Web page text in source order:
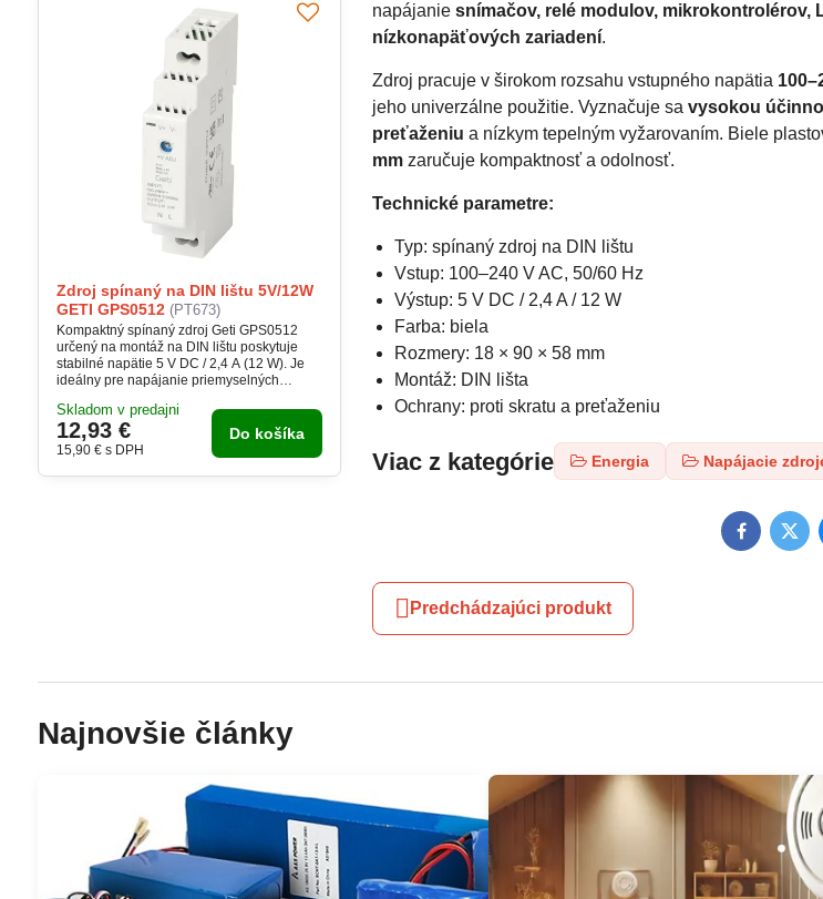
napájaniesnímačov, relé modulov, mikrokontrolérov,
nízkonapäťových zariadení.
Zdroj pracuje v širokom rozsahu vstupného napätia
jeho univerzálne použitie. Vyznačuje savysokou
preťaženiu a nízkym tepelným vyžarovaním. Biele
mm zaručuje kompaktnosť a odolnosť.
Technické parametre:
Typ: spínaný zdroj na DIN lištu
Vstup: 100–240 V AC, 50/60 Hz
Výstup: 5 V DC / 2,4 A / 12 W
Farba: biela
Rozmery: 18 × 90 × 58 mm
Montáž: DIN lišta
Ochrany: proti skratu a preťaženiu
Viac z kategórie Energia Napájacie
Facebook
Predchádzajúci produkt
Zdroj spínaný na DIN lištu 5V/12W
GETI GPS0512 (PT673)
Kompaktný spínaný zdroj Geti GPS0512
určený na montáž na DIN lištu poskytuje
stabilné napätie 5 V DC / 2,4 A (12 W). Je
ideálny pre napájanie priemyselných
systémov. Zariadenie ponúka vysokú
spoľahlivosť a nízku spotrebu energie.
Vďaka úzkemu profilu sa ľahko inštaluje aj
Skladom v predajni
12,93 €
15,90 € s DPH
Do košíka
Najnovšie články